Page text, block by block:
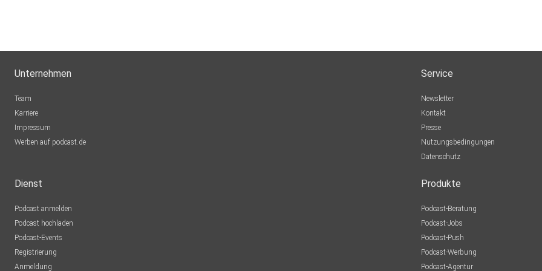
Unternehmen
Team
Karriere
Impressum
Werben auf podcast.de
Service
Newsletter
Kontakt
Presse
Nutzungsbedingungen
Datenschutz
Dienst
Podcast anmelden
Podcast hochladen
Podcast-Events
Registrierung
Anmeldung
Produkte
Podcast-Beratung
Podcast-Jobs
Podcast-Push
Podcast-Werbung
Podcast-Agentur